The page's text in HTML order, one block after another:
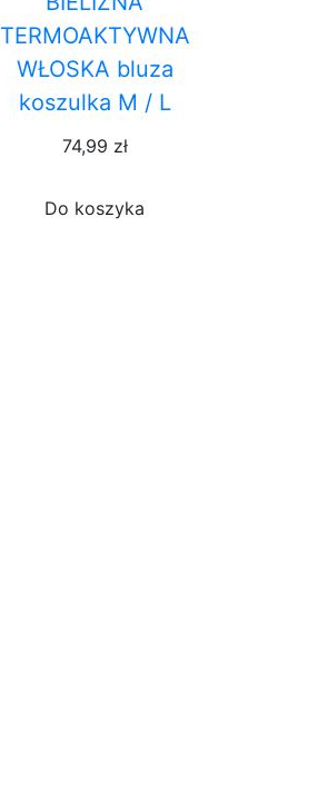
TERMOAKTYWNA
WŁOSKA bluza
koszulka M / L
74,99 zł
Do koszyka